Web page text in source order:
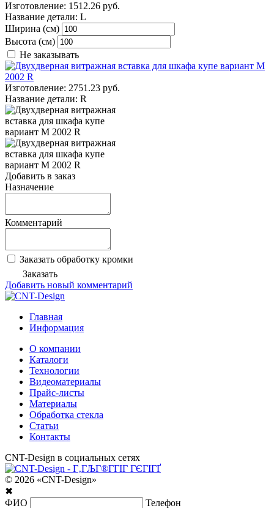
Изготовление: 1512.26 руб.
Название детали: L
Ширина (см)
Высота (см)
Не заказывать
Изготовление: 2751.23 руб.
Название детали: R
Добавить в заказ
Назначение
Комментарий
Заказать обработку кромки
Заказать
Добавить новый комментарий
Главная
Информация
О компании
Каталоги
Технологии
Видеоматериалы
Прайс-листы
Материалы
Обработка стекла
Статьи
Контакты
CNT-Design в социальных сетях
© 2026 «CNT-Design»
✖
ФИО
Телефон